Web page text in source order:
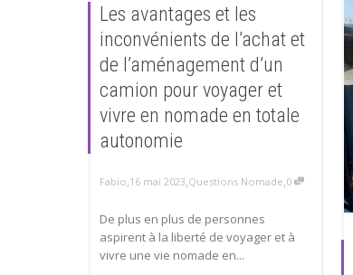
Les avantages et les
inconvénients de l’achat et
de l’aménagement d’un
camion pour voyager et
vivre en nomade en totale
autonomie
Fabio 16 mai 2023 Questions Nomade 0
De plus en plus de personnes
aspirent à la liberté de voyager et à
vivre une vie nomade en...